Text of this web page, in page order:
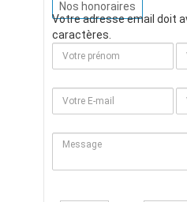
Nos honoraires
Votre adresse email doit
caractères.